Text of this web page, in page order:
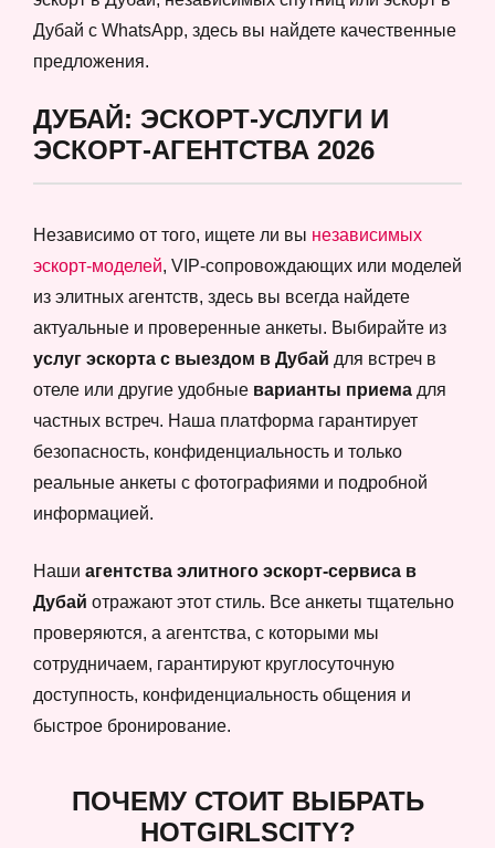
Дубай с WhatsApp, здесь вы найдете качественные
предложения.
ДУБАЙ: ЭСКОРТ-УСЛУГИ И
ЭСКОРТ-АГЕНТСТВА 2026
Независимо от того, ищете ли вы независимых
эскорт-моделей, VIP-сопровождающих или моделей
из элитных агентств, здесь вы всегда найдете
актуальные и проверенные анкеты. Выбирайте из
услуг эскорта с выездом в Дубай для встреч в
отеле или другие удобные варианты приема для
частных встреч. Наша платформа гарантирует
безопасность, конфиденциальность и только
реальные анкеты с фотографиями и подробной
информацией.
Наши агентства элитного эскорт-сервиса в
Дубай отражают этот стиль. Все анкеты тщательно
проверяются, а агентства, с которыми мы
сотрудничаем, гарантируют круглосуточную
доступность, конфиденциальность общения и
быстрое бронирование.
ПОЧЕМУ СТОИТ ВЫБРАТЬ
HOTGIRLSCITY?